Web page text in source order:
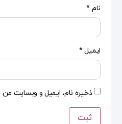
نام *
ایمیل*
ذخیره نام، ایمیل و وبسایت من